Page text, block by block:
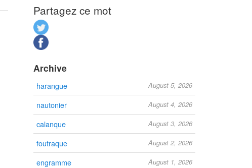
Partagez ce mot
Archive
harangue August 5, 2026
nautonier August 4, 2026
calanque August 3, 2026
foutraque August 2, 2026
engramme August 1, 2026